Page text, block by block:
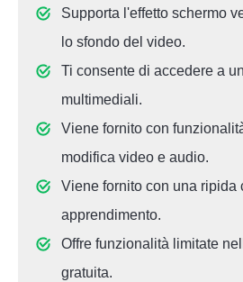
Supporta l'effetto schermo
lo sfondo del video.
Ti consente di accedere a
multimediali.
Viene fornito con
modifica video e audio.
Viene fornito con una ripida
apprendimento.
Offre funzionalità limitate
gratuita.